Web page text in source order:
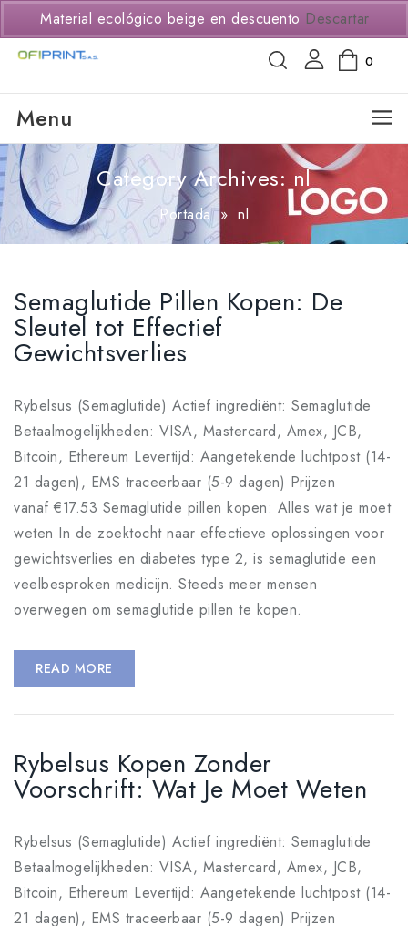
(+57) 3114294650
0
Menu
Category Archives: nl
Portada » nl
Semaglutide Pillen Kopen: De
Sleutel tot Effectief
Gewichtsverlies
Rybelsus (Semaglutide) Actief ingrediënt: Semaglutide
Betaalmogelijkheden: VISA, Mastercard, Amex, JCB,
Bitcoin, Ethereum Levertijd: Aangetekende luchtpost (14-
21 dagen), EMS traceerbaar (5-9 dagen) Prijzen
vanaf €17.53 Semaglutide pillen kopen: Alles wat je moet
weten In de zoektocht naar effectieve oplossingen voor
gewichtsverlies en diabetes type 2, is semaglutide een
veelbesproken medicijn. Steeds meer mensen
overwegen om semaglutide pillen te kopen.
READ MORE
Rybelsus Kopen Zonder
Voorschrift: Wat Je Moet Weten
Rybelsus (Semaglutide) Actief ingrediënt: Semaglutide
Betaalmogelijkheden: VISA, Mastercard, Amex, JCB,
Bitcoin, Ethereum Levertijd: Aangetekende luchtpost (14-
21 dagen), EMS traceerbaar (5-9 dagen) Prijzen
Material ecológico beige en descuento Descartar